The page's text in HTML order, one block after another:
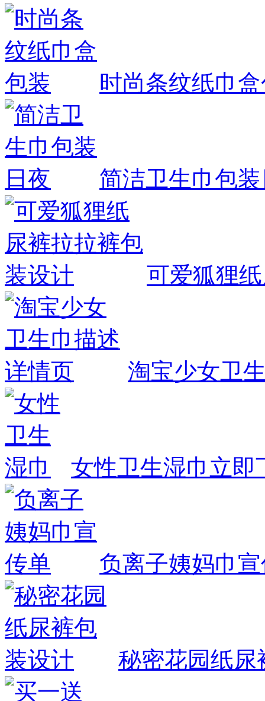
时尚条纹纸巾
简洁卫生巾包
可爱狐狸
淘宝少女卫
女性卫生湿巾 立即
负离子姨妈巾
秘密花园纸尿